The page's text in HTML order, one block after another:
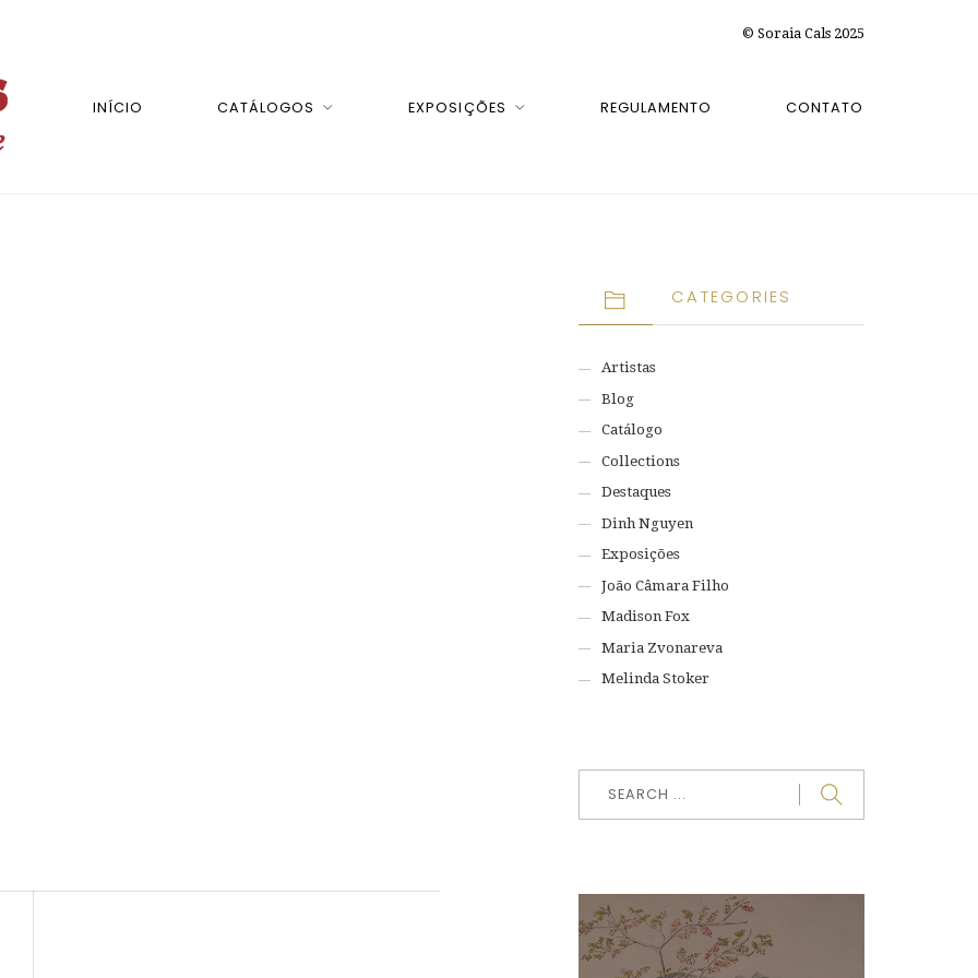
© Soraia Cals 2025
INÍCIO CATÁLOGOS EXPOSIÇÕES REGULAMENTO CONTATO
CATEGORIES
Artistas
Blog
Catálogo
Collections
Destaques
Dinh Nguyen
Exposições
João Câmara Filho
Madison Fox
Maria Zvonareva
Melinda Stoker